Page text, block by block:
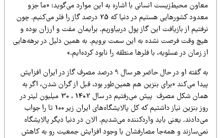
محیط‌زیست انسانی با اشاره به این موارد می‌گوید: «ما جزو
معدود کشورهایی هستیم در دنیا که 25 درصد گاز را فلر می‌کنیم. چون
از بازیافت این گاز پول دربیاوریم. برایمان مفت و ارزان بوده و
وقت فرصت نشده به این سمت برویم. به همین دلیل در برهه‌هایی
زمان در عسلویه، با فلرها منطقه را نابود کرده‌ایم.»
به گفته او در حال حاضر هر سال 9 درصد مصرف گاز در ایران افزایش
می‌کند «برای بنزین هم همین‌طور بود، قبل از گران شدن، اگر به
همان شکل مصرف پیش می‌رفتیم در سال 1402 ، 30 میلیون لیتر در
روز بنزین نیاز داشتیم که کل پالایشگاه‌های ایران زیر 100 تا را جواب
یعنی باید واردکننده می‌شدیم. الان در دنیا دیگر پالایشگاه
و همه‌جا مصارفشان با وجود افزایش جمعیت رو به کاهش